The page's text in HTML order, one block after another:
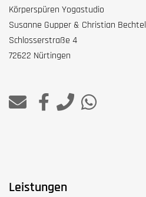
Körperspüren Yogastudio
Susanne Gupper & Christian Bechtel
Schlosserstraße 4
72622 Nürtingen
Leistungen